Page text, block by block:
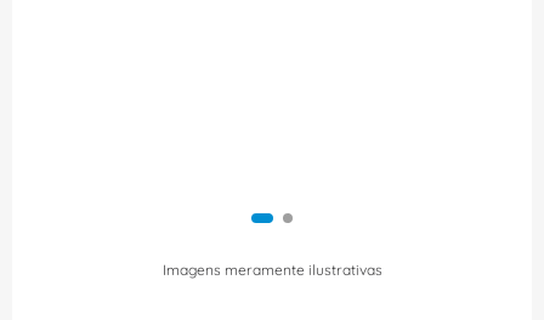
Imagens meramente ilustrativas